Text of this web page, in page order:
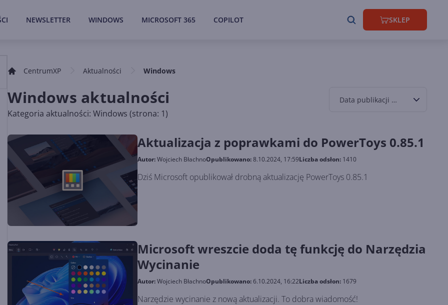
NEWSLETTER WINDOWS MICROSOFT 365 COPILOT SKLEP
CentrumXP Aktualności Windows
Windows aktualności
Kategoria aktualności: Windows (strona: 1)
Data publikacji malejąco
Aktualizacja z poprawkami do PowerToys 0.85.1
Autor:Wojciech BłachnoOpublikowano:8.10.2024, 17:59Liczba odsłon: 1410
Dziś Microsoft opublikował drobną aktualizację PowerToys 0.85.1
Microsoft wreszcie doda tę funkcję do Narzędzia
Wycinanie
Autor:Wojciech BłachnoOpublikowano:6.10.2024, 16:22Liczba odsłon: 1679
Narzędzie wycinanie z nową aktualizacji. To dobra wiadomość!